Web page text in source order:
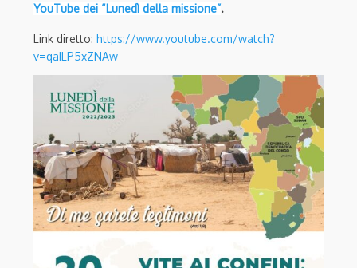
YouTube dei “Lunedì della missione”.
Link diretto: https://www.youtube.com/watch?
v=qaILP5xZNAw